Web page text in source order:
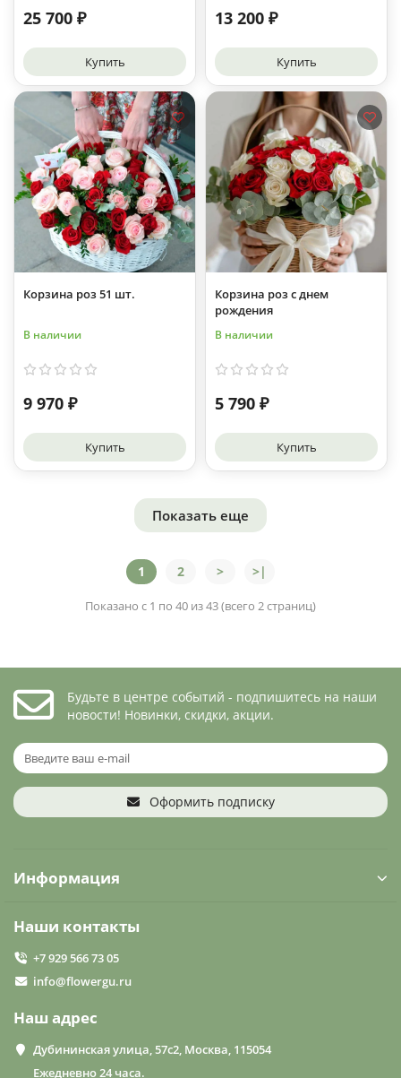
25 700 ₽
Купить
13 200 ₽
Купить
Корзина роз 51 шт.
В наличии
9 970 ₽
Купить
Корзина роз с днем
рождения
В наличии
5 790 ₽
Купить
Показать еще
1 2 > >|
Показано с 1 по 40 из 43 (всего 2 страниц)
Будьте в центре событий - подпишитесь на наши
новости! Новинки, скидки, акции.
Оформить подписку
Информация
Наши контакты
+7 929 566 73 05
info@flowergu.ru
Наш адрес
Дубининская улица, 57с2, Москва, 115054
Ежедневно 24 часа.